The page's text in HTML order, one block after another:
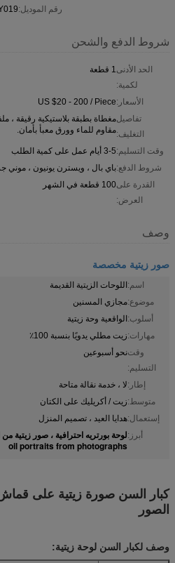
رقم الموديل:
شروط الدفع والشحن
الحد الأدنى
لكمية:
1 قطعة
الأسعار:US $20 - 200 / Piece
تفاصيل
التغليف:
مغطاة بطبقة بلاستيكية رقيقة ،
مقاوم للماء وورق معبأ بأمان.
وقت التسليم:3-5 أيام عمل على كمية الطلب
شروط الدفع:باي بال ، ويسترن يونيون ، موني
القدرة على
العرض:
100 قطعة في الشهر
وصف
صور زيتية مخصصة
اسم:اللوحات الزيتية القديمة
موضوع:مجازي المسنين
أسلوب:الواقعية وحة زيتية
مهارات:زيت مطلي يدويًا بنسبة 100٪
وقت
التسليم:
نحو أسبوعين
إطار:لا ، خدمة نقالة متاحة
متوسط:زيت / أكريليك على الكتان
إستعمال:هدايا العيد ، تصميم المنزل
أبرز:لوحة بورتريه احترافية ، صور زيتية من
oil portraits from photographs
كبار السن صورة زيتية على
الصور
وصف لكبار السن لوحة زيتية: